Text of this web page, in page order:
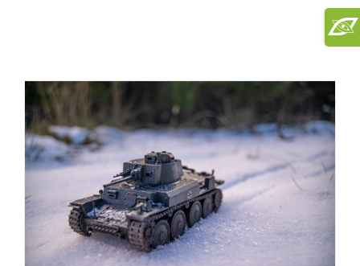
Area